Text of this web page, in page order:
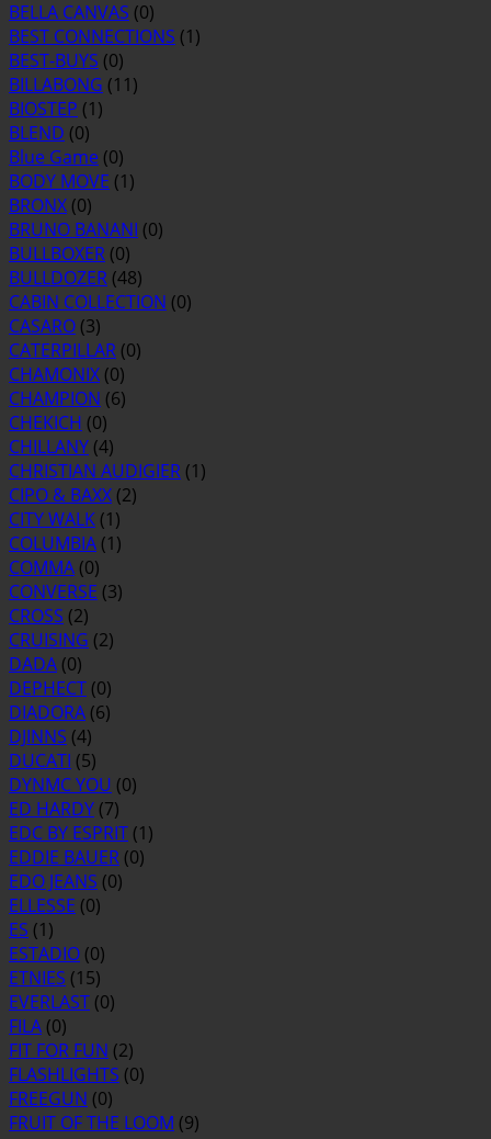
BELLA CANVAS (0)
BEST CONNECTIONS (1)
BEST-BUYS (0)
BILLABONG (11)
BIOSTEP (1)
BLEND (0)
Blue Game (0)
BODY MOVE (1)
BRONX (0)
BRUNO BANANI (0)
BULLBOXER (0)
BULLDOZER (48)
CABIN COLLECTION (0)
CASARO (3)
CATERPILLAR (0)
CHAMONIX (0)
CHAMPION (6)
CHEKICH (0)
CHILLANY (4)
CHRISTIAN AUDIGIER (1)
CIPO & BAXX (2)
CITY WALK (1)
COLUMBIA (1)
COMMA (0)
CONVERSE (3)
CROSS (2)
CRUISING (2)
DADA (0)
DEPHECT (0)
DIADORA (6)
DJINNS (4)
DUCATI (5)
DYNMC YOU (0)
ED HARDY (7)
EDC BY ESPRIT (1)
EDDIE BAUER (0)
EDO JEANS (0)
ELLESSE (0)
ES (1)
ESTADIO (0)
ETNIES (15)
EVERLAST (0)
FILA (0)
FIT FOR FUN (2)
FLASHLIGHTS (0)
FREEGUN (0)
FRUIT OF THE LOOM (9)